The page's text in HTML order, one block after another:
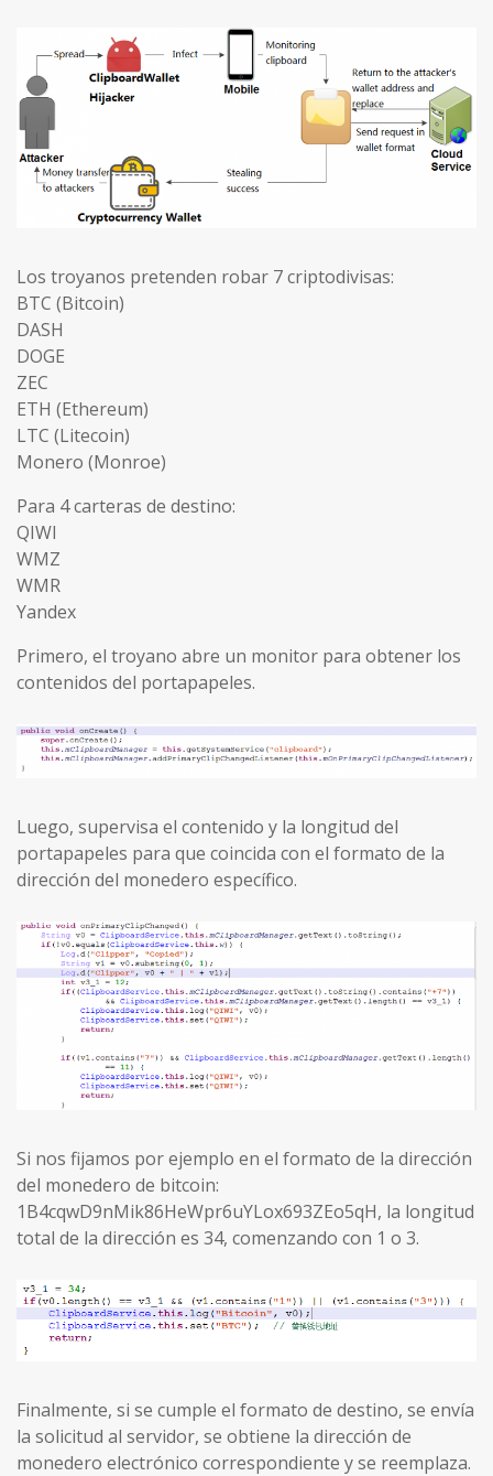
Los troyanos pretenden robar 7 criptodivisas:
BTC (Bitcoin)
DASH
DOGE
ZEC
ETH (Ethereum)
LTC (Litecoin)
Monero (Monroe)
Para 4 carteras de destino:
QIWI
WMZ
WMR
Yandex
Primero, el troyano abre un monitor para obtener los
contenidos del portapapeles.
Luego, supervisa el contenido y la longitud del
portapapeles para que coincida con el formato de la
dirección del monedero específico.
Si nos fijamos por ejemplo en el formato de la dirección
del monedero de bitcoin:
1B4cqwD9nMik86HeWpr6uYLox693ZEo5qH, la longitud
total de la dirección es 34, comenzando con 1 o 3.
Finalmente, si se cumple el formato de destino, se envía
la solicitud al servidor, se obtiene la dirección de
monedero electrónico correspondiente y se reemplaza.